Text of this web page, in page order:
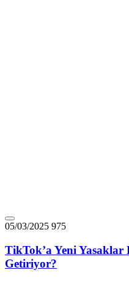
05/03/2025 975
TikTok’a Yeni Yasaklar
Getiriyor?